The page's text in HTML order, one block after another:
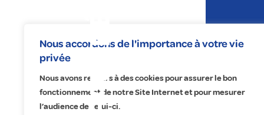
Nous accordons de l'importance à votre vie
privée
Nous avons recours à des cookies pour assurer le bon
fonctionnement de notre Site Internet et pour mesurer
l’audience de celui-ci.
Expertises